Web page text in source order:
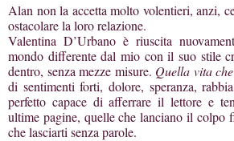
Alan non la accetta molto volentieri, anzi,
ostacolare la loro relazione.
Valentina D’Urbano è riuscita
mondo differente dal mio con il suo stile
dentro, senza mezze misure. Quella vita
di sentimenti forti, dolore, speranza,
perfetto capace di afferrare il lettore e
ultime pagine, quelle che lanciano il colpo
che lasciarti senza parole.